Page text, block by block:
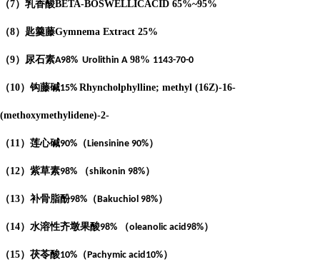
（7）乳香酸BETA-BOSWELLICACID 65%~95%
（8）匙羹藤Gymnema Extract 25%
（9）尿石素A98% Urolithin A 98% 1143-70-0
（10）钩藤碱15% Rhyncholphylline; methyl (16Z)-16-
(methoxymethylidene)-2-
（11 ）莲心碱90% （ Liensinine 90%）
（12）紫草素98% （shikonin 98%）
（13）补骨脂酚98% （ Bakuchiol 98%）
（14）水溶性齐墩果酸98% （oleanolic acid98%）
（15）茯苓酸10% （ Pachymic acid10%）